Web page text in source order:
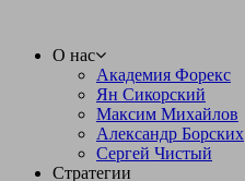
О нас
Академия Форекс
Ян Сикорский
Максим Михайлов
Александр Борских
Сергей Чистый
Стратегии